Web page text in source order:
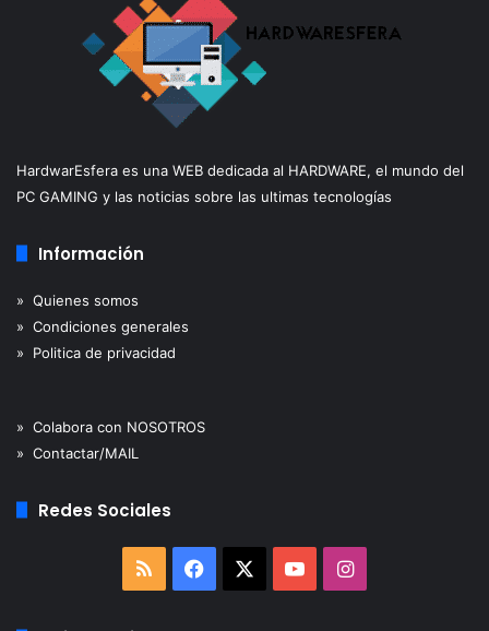
HardwarEsfera es una WEB dedicada al HARDWARE, el mundo del
PC GAMING y las noticias sobre las ultimas tecnologías
Información
» Quienes somos
» Condiciones generales
» Politica de privacidad
» Colabora con NOSOTROS
» Contactar/MAIL
Redes Sociales
RSS Facebook YouTubeInstagram